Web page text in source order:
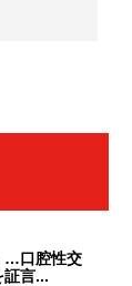
…口腔性交
証言...